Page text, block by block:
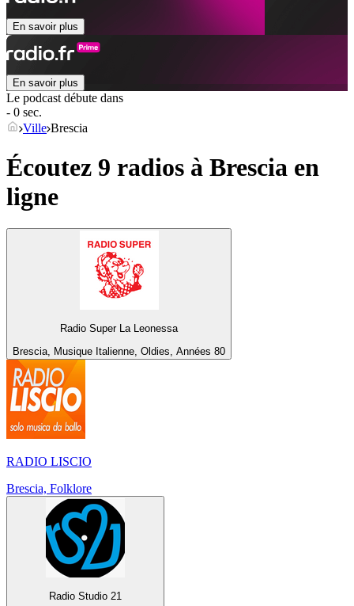
En savoir plus
En savoir plus
Le podcast débute dans
- 0 sec.
Ville Brescia
Écoutez 9 radios à Brescia en
ligne
Radio Super La Leonessa
Brescia, Musique Italienne, Oldies, Années 80
RADIO LISCIO
Brescia, Folklore
Radio Studio 21